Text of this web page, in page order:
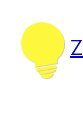
Inhalt
springen